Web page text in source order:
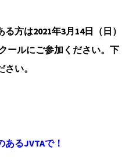
方は2021年3月14日（日）
ールにご参加ください。下
い。
あるJVTAで！